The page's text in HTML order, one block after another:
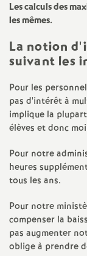
Les calculs des
les mêmes.
La notion
suivant les
Pour les
pas d'intérêt à
implique la
élèves et donc
Pour notre
heures
tous les ans.
Pour notre
compenser la
pas augmenter
oblige à prendre